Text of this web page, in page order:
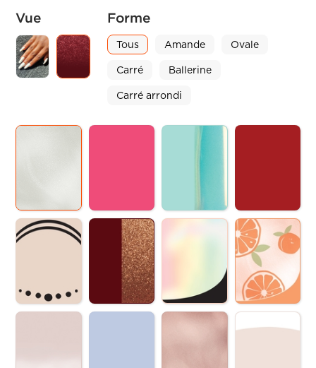
Vue Forme
Tous Amande Ovale
Carré Ballerine
Carré arrondi